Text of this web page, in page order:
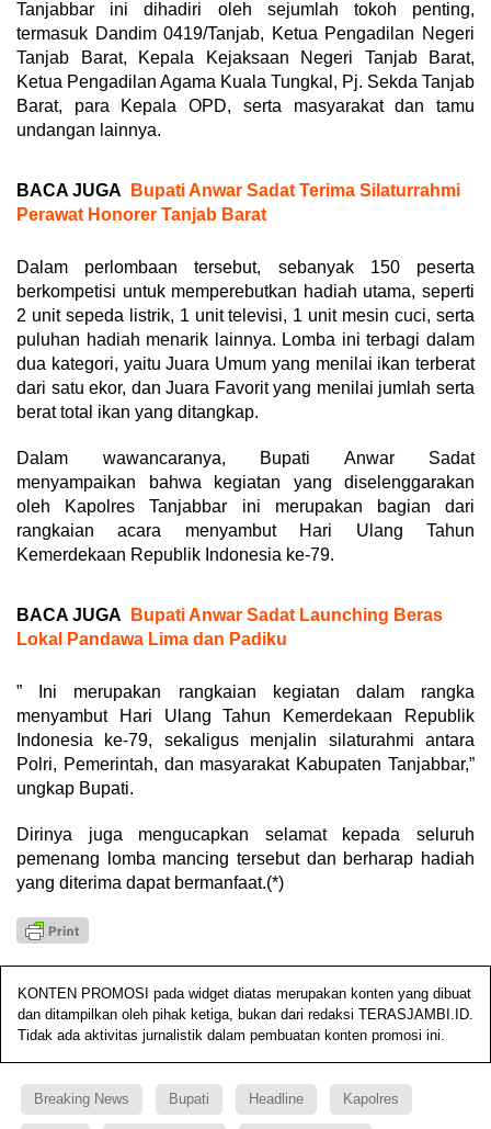
Tanjabbar ini dihadiri oleh sejumlah tokoh penting,
termasuk Dandim 0419/Tanjab, Ketua Pengadilan Negeri
Tanjab Barat, Kepala Kejaksaan Negeri Tanjab Barat,
Ketua Pengadilan Agama Kuala Tungkal, Pj. Sekda Tanjab
Barat, para Kepala OPD, serta masyarakat dan tamu
undangan lainnya.
BACA JUGA
Bupati Anwar Sadat Terima Silaturrahmi
Perawat Honorer Tanjab Barat
Dalam perlombaan tersebut, sebanyak 150 peserta
berkompetisi untuk memperebutkan hadiah utama, seperti
2 unit sepeda listrik, 1 unit televisi, 1 unit mesin cuci, serta
puluhan hadiah menarik lainnya. Lomba ini terbagi dalam
dua kategori, yaitu Juara Umum yang menilai ikan terberat
dari satu ekor, dan Juara Favorit yang menilai jumlah serta
berat total ikan yang ditangkap.
Dalam wawancaranya, Bupati Anwar Sadat
menyampaikan bahwa kegiatan yang diselenggarakan
oleh Kapolres Tanjabbar ini merupakan bagian dari
rangkaian acara menyambut Hari Ulang Tahun
Kemerdekaan Republik Indonesia ke-79.
BACA JUGA
Bupati Anwar Sadat Launching Beras
Lokal Pandawa Lima dan Padiku
” Ini merupakan rangkaian kegiatan dalam rangka
menyambut Hari Ulang Tahun Kemerdekaan Republik
Indonesia ke-79, sekaligus menjalin silaturahmi antara
Polri, Pemerintah, dan masyarakat Kabupaten Tanjabbar,”
ungkap Bupati.
Dirinya juga mengucapkan selamat kepada seluruh
pemenang lomba mancing tersebut dan berharap hadiah
yang diterima dapat bermanfaat.(*)
KONTEN PROMOSI pada widget diatas merupakan konten yang dibuat
dan ditampilkan oleh pihak ketiga, bukan dari redaksi TERASJAMBI.ID.
Tidak ada aktivitas jurnalistik dalam pembuatan konten promosi ini.
Breaking News Bupati Headline Kapolres